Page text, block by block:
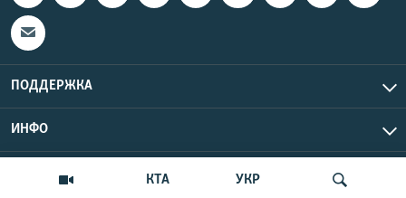
КТА УКР
ПОДДЕРЖКА
ИНФО
Copyright Крым.Реалии, 2026 | Все права защищены.
UTC+3